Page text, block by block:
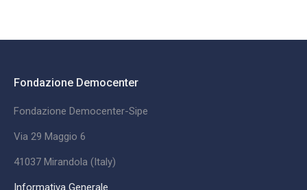
Fondazione Democenter
Fondazione Democenter-Sipe
Via 29 Maggio 6
41037 Mirandola (Italy)
Informativa Generale